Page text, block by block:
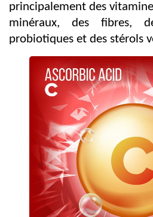
principalement des
minéraux, des fibres,
probiotiques et des stérols